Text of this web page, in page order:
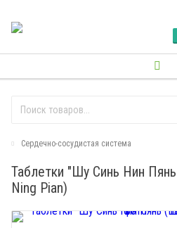
Сердечно-сосудистая система
Таблетки "Шу Синь Нин
Ning Pian)